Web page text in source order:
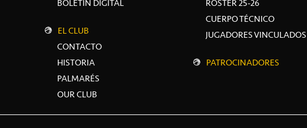
EL CLUB
CONTACTO
HISTORIA
PALMARÉS
OUR CLUB
CUERPO TÉCNICO
JUGADORES VINCULADOS
PATROCINADORES